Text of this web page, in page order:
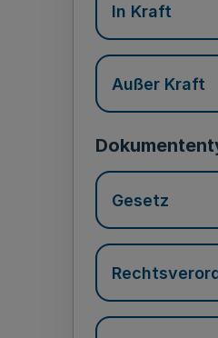
In Kraft
Außer Kraft
Gesetz